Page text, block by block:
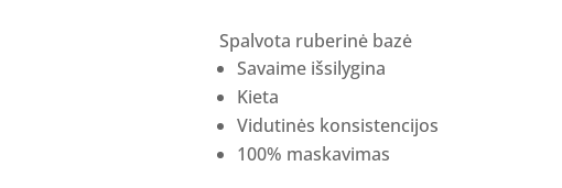
Spalvota ruberinė bazė
Savaime išsilygina
Kieta
Vidutinės konsistencijos
100% maskavimas